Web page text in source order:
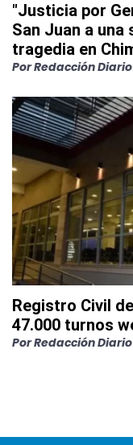
"Justicia por
San Juan a una
tragedia en
PorRedacción
Registro Civil
47.000 turnos
PorRedacción